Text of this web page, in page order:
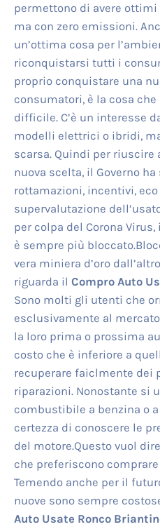
permettono di avere
ma con zero emissioni.
un’ottima cosa per
riconquistarsi tutti i
proprio conquistare una
consumatori, è la cosa
difficile. C’è un interesse
modelli elettrici o ibridi,
scarsa. Quindi per riuscire
nuova scelta, il Governo
rottamazioni, incentivi,
supervalutazione
per colpa del Corona
è sempre più
vera miniera d’oro
riguarda il Compro Auto
Sono molti gli utenti che
esclusivamente al
la loro prima o prossima
costo che è inferiore a
recuperare faiclmente dei
riparazioni. Nonostante si
combustibile a benzina o
certezza di conoscere le
del motore.Questo vuol
che preferiscono
Temendo anche per il
nuove sono sempre
Auto Usate Ronco